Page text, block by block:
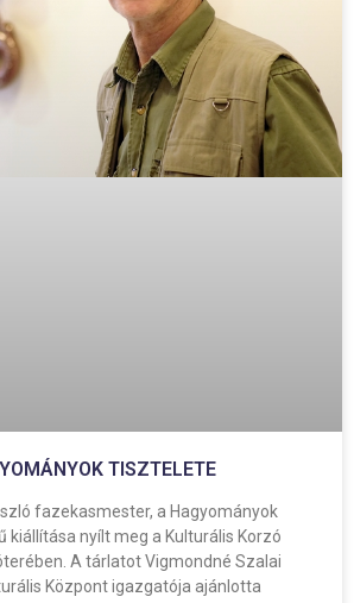
TISZTELETE
fazekasmester, a Hagyományok
kiállítása nyílt meg a Kulturális Korzó
A tárlatot Vigmondné Szalai
Központ igazgatója ajánlotta